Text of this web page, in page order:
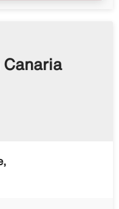
Canaria